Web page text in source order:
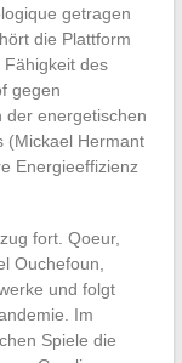
getragen
die Plattform
des
gegen
der energetischen
(Mickael Hermant
Energieeffizienz
fort. Qoeur,
Ouchefoun,
und folgt
Im
Spiele die